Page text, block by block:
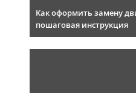
Как оформить замену
пошаговая инструкция